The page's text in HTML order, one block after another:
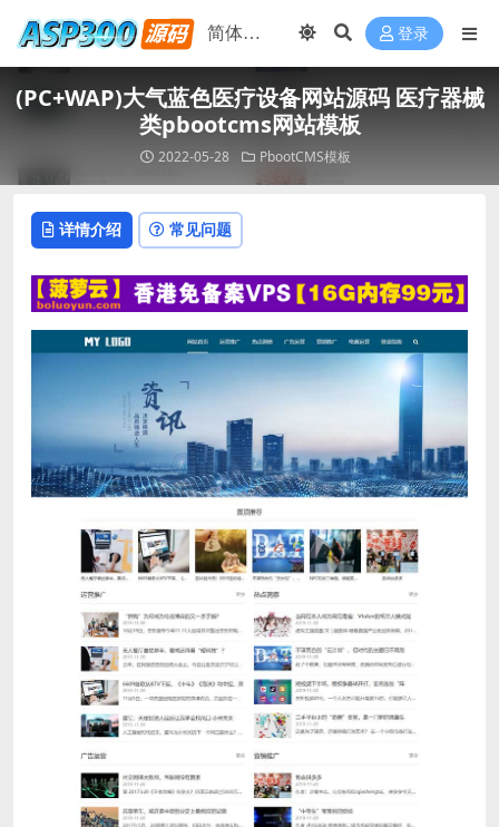
登录
(PC+WAP)大气蓝色医疗设备网站源码 医疗器械
类pbootcms网站模板
2022-05-28 PbootCMS模板
详情介绍 常见问题